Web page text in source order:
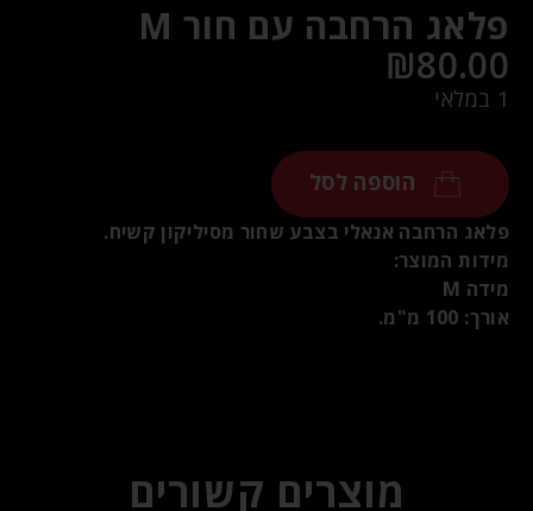
פלאג הרחבה עם חור M
₪80.00
1 במלאי
הוספה לסל
פלאג הרחבה אנאלי בצבע שחור מסיליקון קשיח.
מידות המוצר:
מידה M
אורך: 100 מ"מ.
מוצרים קשורים